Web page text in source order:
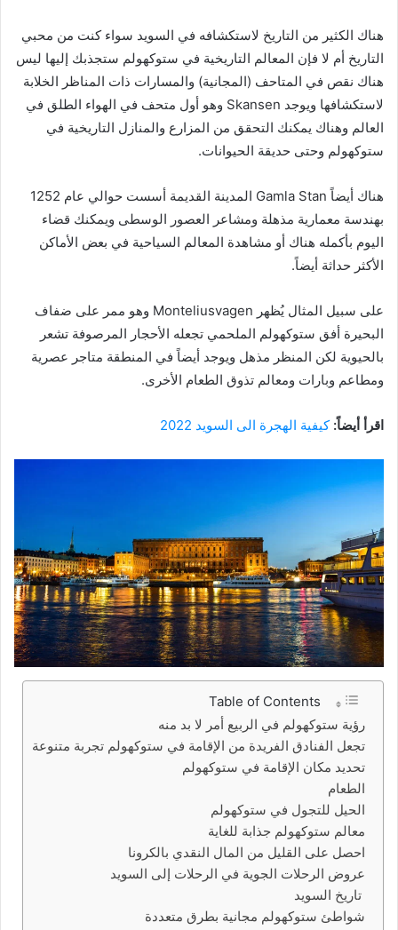
هناك الكثير من التاريخ لاستكشافه في السويد سواء كنت من محبي
التاريخ أم لا فإن المعالم التاريخية في ستوكهولم ستجذبك إليها ليس
هناك نقص في المتاحف (المجانية) والمسارات ذات المناظر الخلابة
لاستكشافها ويوجد Skansen وهو أول متحف في الهواء الطلق في
العالم وهناك يمكنك التحقق من المزارع والمنازل التاريخية في
ستوكهولم وحتى حديقة الحيوانات.
هناك أيضاً Gamla Stan المدينة القديمة أسست حوالي عام 1252
بهندسة معمارية مذهلة ومشاعر العصور الوسطى ويمكنك قضاء
اليوم بأكمله هناك أو مشاهدة المعالم السياحية في بعض الأماكن
الأكثر حداثة أيضاً.
على سبيل المثال يُظهر Monteliusvagen وهو ممر على ضفاف
البحيرة أفق ستوكهولم الملحمي تجعله الأحجار المرصوفة تشعر
بالحيوية لكن المنظر مذهل ويوجد أيضاً في المنطقة متاجر عصرية
ومطاعم وبارات ومعالم تذوق الطعام الأخرى.
اقرأ أيضاً: كيفية الهجرة الى السويد 2022
Table of Contents
رؤية ستوكهولم في الربيع أمر لا بد منه
تجعل الفنادق الفريدة من الإقامة في ستوكهولم تجربة متنوعة
تحديد مكان الإقامة في ستوكهولم
الطعام
الحيل للتجول في ستوكهولم
معالم ستوكهولم جذابة للغاية
احصل على القليل من المال النقدي بالكرونا
عروض الرحلات الجوية في الرحلات إلى السويد
تاريخ السويد
شواطئ ستوكهولم مجانية بطرق متعددة